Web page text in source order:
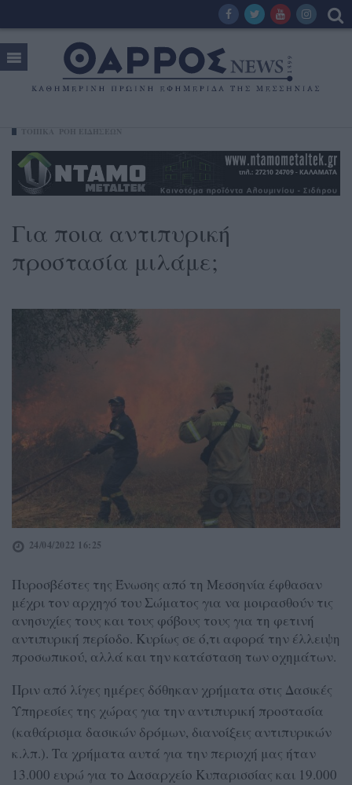
Για ποια αντιπυρική
προστασία μιλάμε;
24/04/2022 16:25
Πυροσβέστες της Ένωσης από τη Μεσσηνία έφθασαν
μέχρι τον αρχηγό του Σώματος για να μοιρασθούν τις
ανησυχίες τους και τους φόβους τους για τη φετινή
αντιπυρική περίοδο. Κυρίως σε ό,τι αφορά την έλλειψη
προσωπικού, αλλά και την κατάσταση των οχημάτων.
Πριν από λίγες ημέρες δόθηκαν χρήματα στις Δασικές
Υπηρεσίες της χώρας για την αντιπυρική προστασία
(καθάρισμα δασικών δρόμων, διανοίξεις αντιπυρικών
κ.λπ.). Τα χρήματα αυτά για την περιοχή μας ήταν
13.000 ευρώ για το Δασαρχείο Κυπαρισσίας και 19.000